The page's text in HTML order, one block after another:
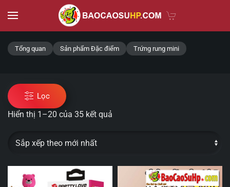
Skip to main content
Tổng quan Sản phẩm Đặc điểm Trứng rung mini
Lọc
Hiển thị 1–20 của 35 kết quả